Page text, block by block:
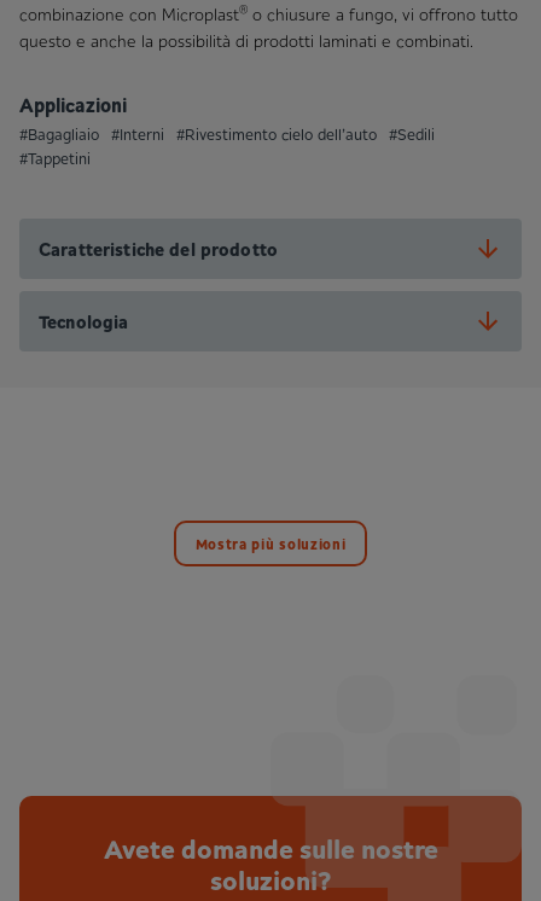
combinazione con Microplast® o chiusure a fungo, vi offrono tutto
questo e anche la possibilità di prodotti laminati e combinati.
Applicazioni
#Bagagliaio #Interni #Rivestimento cielo dell’auto #Sedili
#Tappetini
Caratteristiche del prodotto
Tecnologia
Mostra più soluzioni
Avete domande sulle nostre
soluzioni?